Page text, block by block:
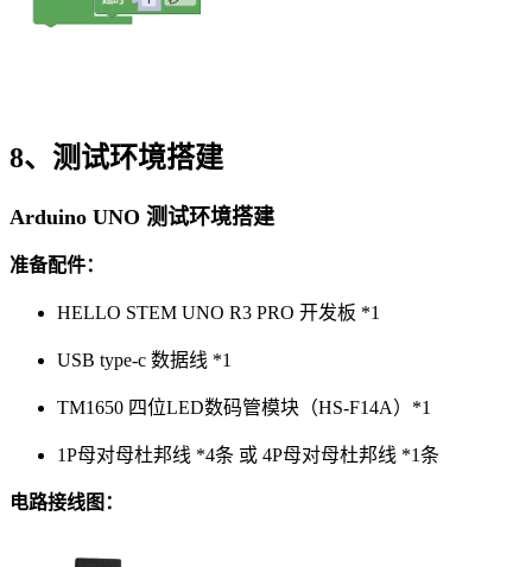
8、测试环境搭建
Arduino UNO 测试环境搭建
准备配件：
HELLO STEM UNO R3 PRO 开发板 *1
USB type-c 数据线 *1
TM1650 四位LED数码管模块（HS-F14A）*1
1P母对母杜邦线 *4条 或 4P母对母杜邦线 *1条
电路接线图：